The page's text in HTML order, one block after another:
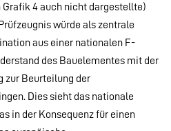
Grafik 4 auch nicht dargestellte)
würde als zentrale
aus einer nationalen F-
des Bauelementes mit der
zur Beurteilung der
Dies sieht das nationale
in der Konsequenz für einen